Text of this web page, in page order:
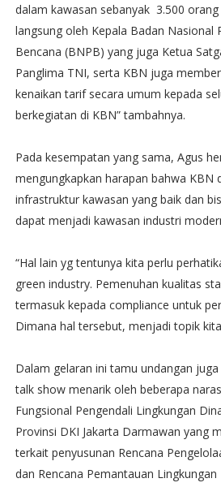
dalam kawasan sebanyak 3.500
langsung oleh Kepala Badan Nasional
Bencana (BNPB) yang juga Ketua
Panglima TNI, serta KBN juga
kenaikan tarif secara umum kepada
berkegiatan di KBN” tambahnya.
Pada kesempatan yang sama, Agus
mengungkapkan harapan bahwa KBN
infrastruktur kawasan yang baik dan
dapat menjadi kawasan industri
“Hal lain yg tentunya kita perlu
green industry. Pemenuhan kualitas
termasuk kepada compliance untuk
Dimana hal tersebut, menjadi topik
Dalam gelaran ini tamu undangan
talk show menarik oleh beberapa
Fungsional Pengendali Lingkungan
Provinsi DKI Jakarta Darmawan yang
terkait penyusunan Rencana
dan Rencana Pemantauan Lingkungan